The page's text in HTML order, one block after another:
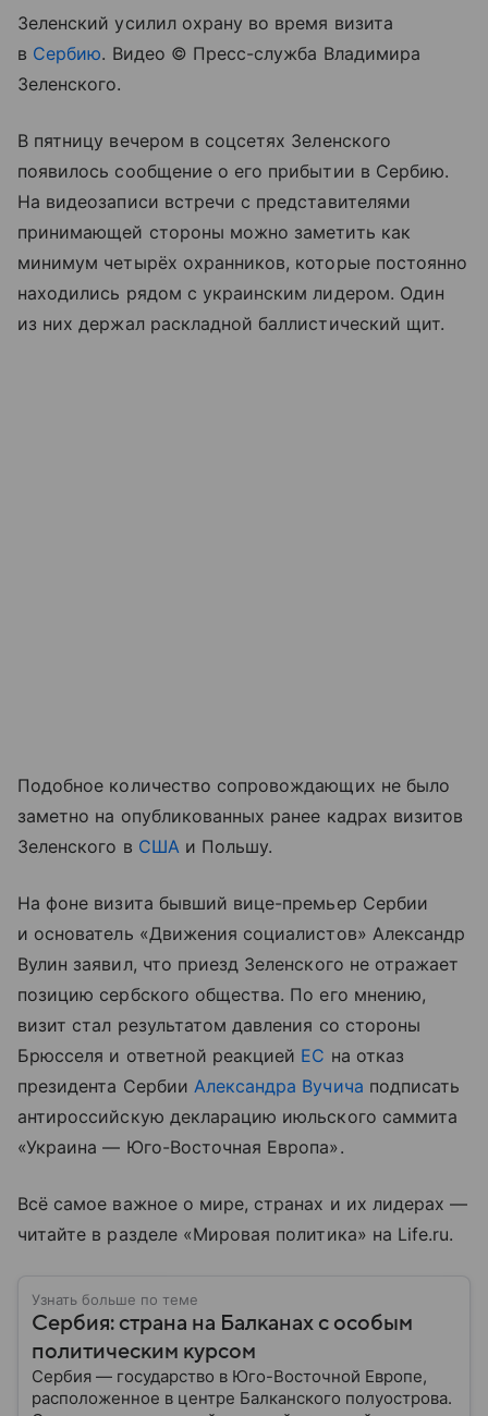
Зеленский усилил охрану во время визита
в Сербию. Видео © Пресс-служба Владимира
Зеленского.
В пятницу вечером в соцсетях Зеленского
появилось сообщение о его прибытии в Сербию.
На видеозаписи встречи с представителями
принимающей стороны можно заметить как
минимум четырёх охранников, которые постоянно
находились рядом с украинским лидером. Один
из них держал раскладной баллистический щит.
Подобное количество сопровождающих не было
заметно на опубликованных ранее кадрах визитов
Зеленского в СШАи Польшу.
На фоне визита бывший вице-премьер Сербии
и основатель «Движения социалистов» Александр
Вулин заявил, что приезд Зеленского не отражает
позицию сербского общества. По его мнению,
визит стал результатом давления со стороны
Брюсселя и ответной реакцией ЕС на отказ
президента Сербии Александра Вучича подписать
антироссийскую декларацию июльского саммита
«Украина — Юго-Восточная Европа».
Всё самое важное о мире, странах и их лидерах —
читайте в разделе «Мировая политика» на Life.ru.
Узнать больше по теме
Сербия: страна на Балканах с особым
политическим курсом
Сербия — государство в Юго-Восточной Европе,
расположенное в центре Балканского полуострова.